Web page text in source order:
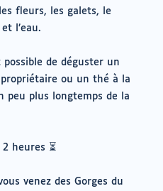
fleurs, les galets, le
l’eau.
de déguster un
ou un thé à la
peu plus longtemps de la
heures ⏳
venez des Gorges du